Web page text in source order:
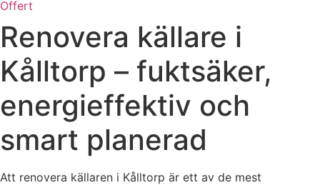
Offert
Renovera källare i
Kålltorp – fuktsäker,
energieffektiv och
smart planerad
Att renovera källaren i Kålltorp är ett av de mest